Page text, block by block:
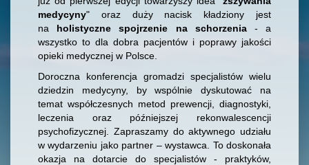
medycyny" oraz duży nacisk kładziony jest
na holistyczne spojrzenie na schorzenia- a
wszystko to dla dobra pacjentów i poprawy jakości
opieki medycznej w Polsce.
Doroczna konferencja gromadzi specjalistów wielu
dziedzin medycyny, by wspólnie dyskutować na
temat współczesnych metod prewencji, diagnostyki,
leczenia oraz późniejszej rekonwalescencji
psychofizycznej. Zapraszamy do aktywnego udziału
w wydarzeniu jako partner – wystawca. To doskonała
okazja na dotarcie do specjalistów - praktyków,